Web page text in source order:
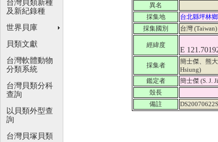
異名
採集地
台北縣坪林
採集國別
台灣
經緯度
E
採集者
簡士傑、熊大
Hsiung)
鑑定者
簡士傑 (S. J.
殼長
備註
台灣貝類新種
及新紀錄種
世界貝庫
貝類文獻
台灣軟體動物
分類系統
台灣貝類分科
查詢
以貝類外型查
詢
台灣貝塚貝類